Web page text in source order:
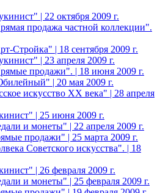
| 22 октября 2009 г.
продажа частной коллекции".
Стройка" | 18 сентября 2009 г.
| 23 апреля 2009 г.
продажи". | 18 июня 2009 г.
| 20 мая 2009 г.
искусство XX века" | 28 апреля
| 25 июня 2009 г.
и монеты" | 22 апреля 2009 г.
продажи" | 25 марта 2009 г.
Советского искусства". | 18
| 26 февраля 2009 г.
и монеты" | 25 февраля 2009 г.